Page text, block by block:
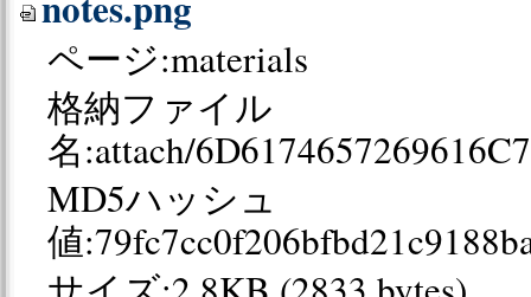
ページ:materials
格納ファイル
名:attach/
MD5ハッシュ
値